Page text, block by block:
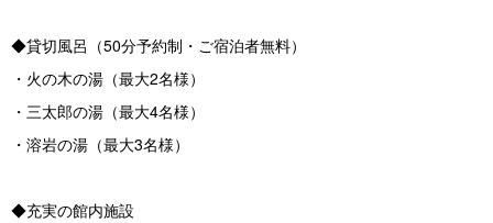
◆貸切風呂（50分予約制・ご宿泊者無料）
・火の木の湯（最大2名様）
・三太郎の湯（最大4名様）
・溶岩の湯（最大3名様）
◆充実の館内施設